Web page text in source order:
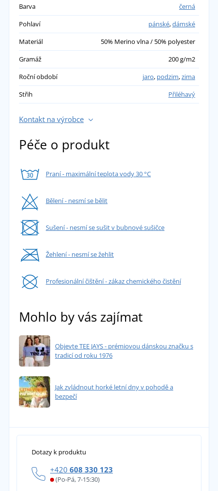
Barva
černá
Pohlaví
pánské,dámské
Materiál
50% Merino vlna / 50% polyester
Gramáž
200 g/m2
Roční období
jaro, podzim,zima
Střih
Přiléhavý
Kontakt na výrobce
Péče o produkt
Praní - maximální teplota vody 30 °C
Bělení - nesmí se bělit
Sušení - nesmí se sušit v bubnové sušičce
Žehlení - nesmí se žehlit
Profesionální čištění - zákaz chemického čistění
Mohlo by vás zajímat
Objevte TEE JAYS - prémiovou dánskou značku s
tradicí od roku 1976
Jak zvládnout horké letní dny v pohodě a
bezpečí
Dotazy k produktu
+420 608 330 123
(Po-Pá, 7-15:30)